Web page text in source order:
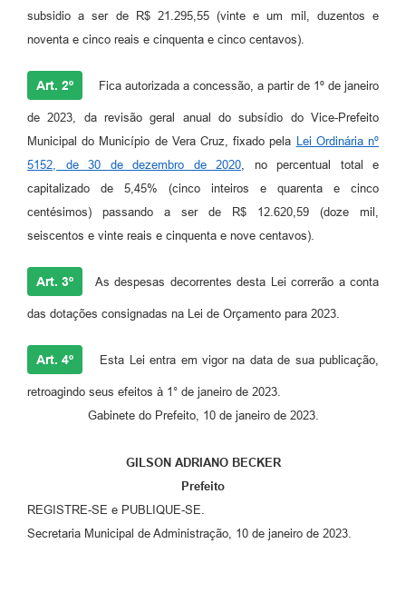
subsidio a ser de R$ 21.295,55 (vinte e um mil, duzentos e
noventa e cinco reais e cinquenta e cinco centavos).
Art. 2º Fica autorizada a concessão, a partir de 1º de janeiro
de 2023, da revisão geral anual do subsídio do Vice-Prefeito
Municipal do Município de Vera Cruz, fixado pela Lei Ordinária nº
5152, de 30 de dezembro de 2020 , no percentual total e
capitalizado de 5,45% (cinco inteiros e quarenta e cinco
centésimos) passando a ser de R$ 12.620,59 (doze mil,
seiscentos e vinte reais e cinquenta e nove centavos).
Art. 3º As despesas decorrentes desta Lei correrão a conta
das dotações consignadas na Lei de Orçamento para 2023.
Art. 4º Esta Lei entra em vigor na data de sua publicação,
retroagindo seus efeitos à 1° de janeiro de 2023.
Gabinete do Prefeito, 10 de janeiro de 2023.
GILSON ADRIANO BECKER
Prefeito
REGISTRE-SE e PUBLIQUE-SE.
Secretaria Municipal de Administração, 10 de janeiro de 2023.